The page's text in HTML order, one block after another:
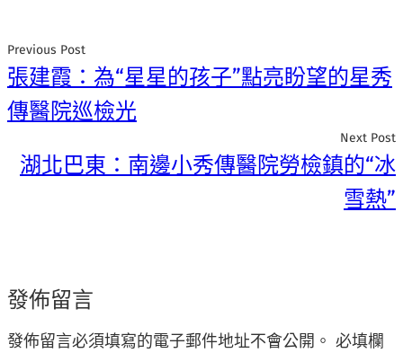
Previous Post
張建霞：為“星星的孩子”點亮盼望的星秀
傳醫院巡檢光
Next Post
湖北巴東：南邊小秀傳醫院勞檢鎮的“冰
雪熱”
發佈留言
發佈留言必須填寫的電子郵件地址不會公開。 必填欄